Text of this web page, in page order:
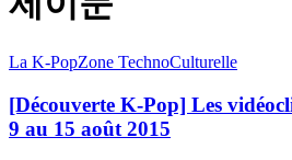
[Découverte
Pop]
Les
vidéoclips
La K-PopZone TechnoCulturelle
[Découverte K-Pop] Les
9 au 15 août 2015